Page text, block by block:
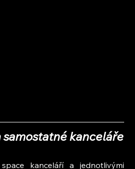
samostatné kanceláře
kanceláří a jednotlivými